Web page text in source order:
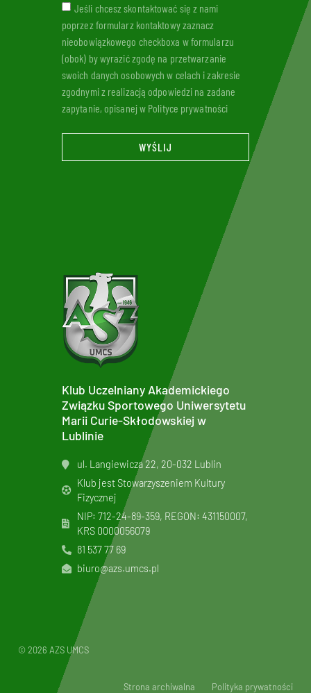
Jeśli chcesz skontaktować się z nami
poprzez formularz kontaktowy zaznacz
nieobowiązkowego checkboxa w formularzu
(obok) by wyrazić zgodę na przetwarzanie
swoich danych osobowych w celach i zakresie
zgodnymi z realizacją odpowiedzi na zadane
zapytanie, opisanej w Polityce prywatności
WYŚLIJ
Klub Uczelniany Akademickiego
Związku Sportowego Uniwersytetu
Marii Curie-Skłodowskiej w
Lublinie
ul. Langiewicza 22, 20-032 Lublin
Klub jest Stowarzyszeniem Kultury
Fizycznej
NIP: 712-24-89-359, REGON: 431150007,
KRS 0000056079
81 537 77 69
biuro@azs.umcs.pl
© 2026 AZS UMCS
Strona archiwalna Polityka prywatności